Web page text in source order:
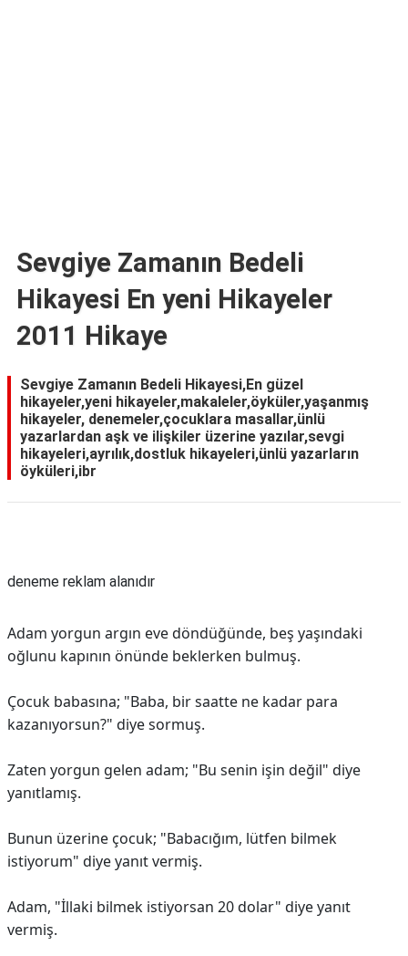
Sevgiye Zamanın Bedeli
Hikayesi En yeni Hikayeler
2011 Hikaye
Sevgiye Zamanın Bedeli Hikayesi,En güzel
hikayeler,yeni hikayeler,makaleler,öyküler,yaşanmış
hikayeler, denemeler,çocuklara masallar,ünlü
yazarlardan aşk ve ilişkiler üzerine yazılar,sevgi
hikayeleri,ayrılık,dostluk hikayeleri,ünlü yazarların
öyküleri,ibr
deneme reklam alanıdır
Adam yorgun argın eve döndüğünde, beş yaşındaki
oğlunu kapının önünde beklerken bulmuş.
Çocuk babasına; "Baba, bir saatte ne kadar para
kazanıyorsun?" diye sormuş.
Zaten yorgun gelen adam; "Bu senin işin değil" diye
yanıtlamış.
Bunun üzerine çocuk; "Babacığım, lütfen bilmek
istiyorum" diye yanıt vermiş.
Adam, "İllaki bilmek istiyorsan 20 dolar" diye yanıt
vermiş.